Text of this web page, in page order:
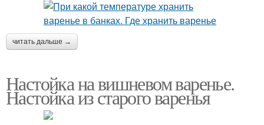
читать дальше →
Настойка на вишневом варенье.
Настойка из старого варенья